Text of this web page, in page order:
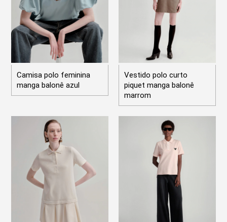
Camisa polo feminina
manga balonê azul
Vestido polo curto
piquet manga balonê
marrom